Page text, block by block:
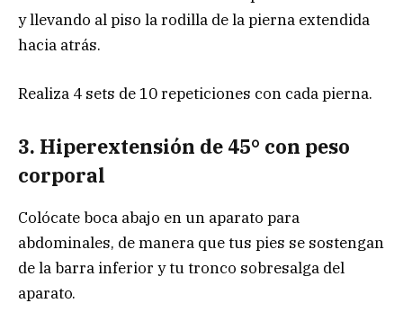
y llevando al piso la rodilla de la pierna extendida
hacia atrás.
Realiza 4 sets de 10 repeticiones con cada pierna.
3. Hiperextensión de 45° con peso
corporal
Colócate boca abajo en un aparato para
abdominales, de manera que tus pies se sostengan
de la barra inferior y tu tronco sobresalga del
aparato.